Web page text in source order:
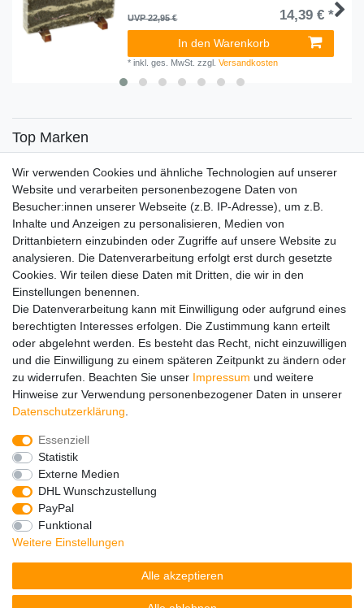
UVP 22,95 € 14,39 € *
In den Warenkorb
*inkl. ges. MwSt. zzgl.Versandkosten
Top Marken
Top Themen
Adventskalender
Service
Versandinfos
FAQ
Ersatzteile
Registrieren
Wir versenden mit
Impressum
Barrierefreiheitserklärung
Wir verwenden Cookies und ähnliche Technologien auf unserer
Website und verarbeiten personenbezogene Daten von
Besucher:innen unserer Webseite (z.B. IP-Adresse), um z.B.
Inhalte und Anzeigen zu personalisieren, Medien von
Drittanbietern einzubinden oder Zugriffe auf unsere Website zu
analysieren. Die Datenverarbeitung erfolgt erst durch gesetzte
Cookies. Wir teilen diese Daten mit Dritten, die wir in den
Einstellungen benennen.
Die Datenverarbeitung kann mit Einwilligung oder aufgrund eines
berechtigten Interesses erfolgen. Die Zustimmung kann erteilt
oder abgelehnt werden. Es besteht das Recht, nicht einzuwilligen
und die Einwilligung zu einem späteren Zeitpunkt zu ändern oder
zu widerrufen. Beachten Sie unser Impressum und weitere
Hinweise zur Verwendung personenbezogener Daten in unserer
Daten­schutz­erklärung
Essenziell
Statistik
Externe Medien
DHL Wunschzustellung
PayPal
Funktional
Weitere Einstellungen
Alle akzeptieren